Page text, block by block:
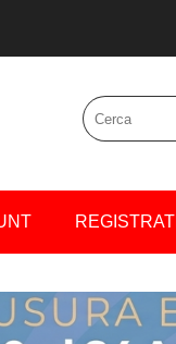
REGISTRATI